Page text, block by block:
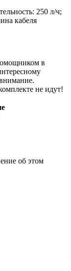
250 л/ч;
кабеля
в
не идут!
об этом